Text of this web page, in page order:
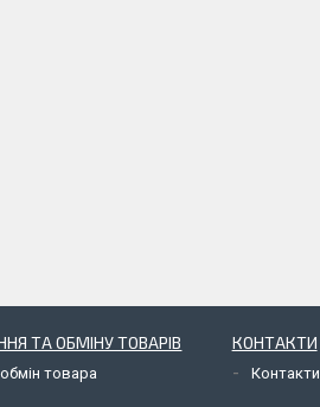
ТА ОБМІНУ ТОВАРІВ
товара
КОНТАКТИ
Контакти